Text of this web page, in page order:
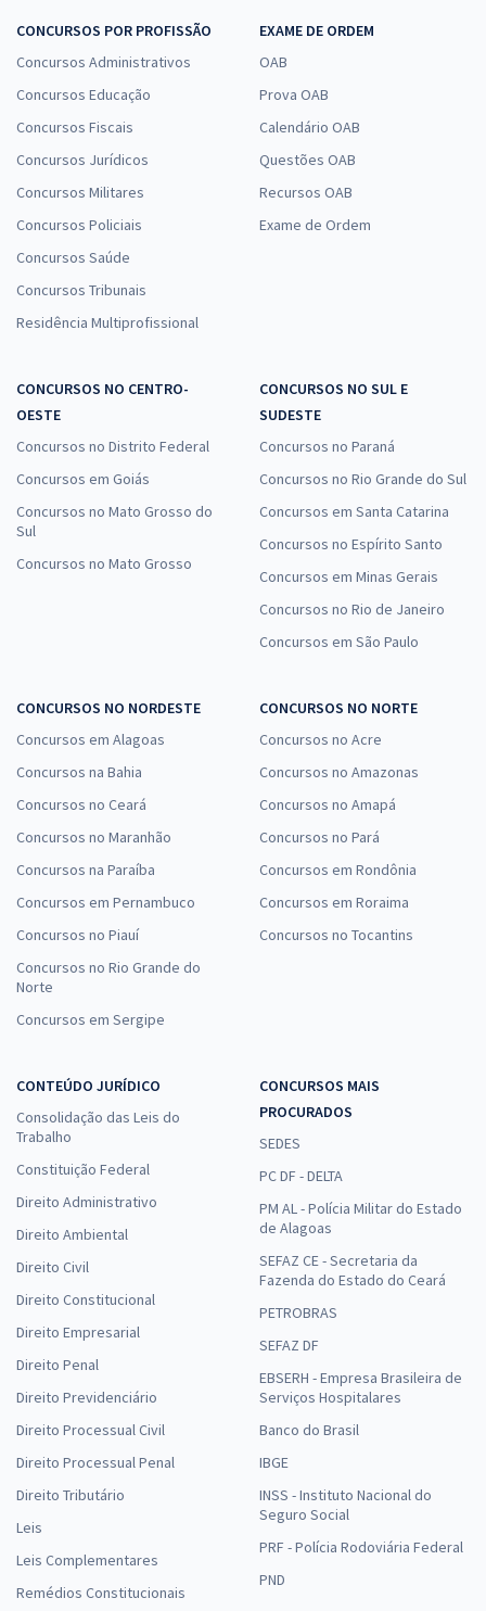
CONCURSOS POR PROFISSÃO
Concursos Administrativos
Concursos Educação
Concursos Fiscais
Concursos Jurídicos
Concursos Militares
Concursos Policiais
Concursos Saúde
Concursos Tribunais
Residência Multiprofissional
EXAME DE ORDEM
OAB
Prova OAB
Calendário OAB
Questões OAB
Recursos OAB
Exame de Ordem
CONCURSOS NO CENTRO-
OESTE
Concursos no Distrito Federal
Concursos em Goiás
Concursos no Mato Grosso do
Sul
Concursos no Mato Grosso
CONCURSOS NO SUL E
SUDESTE
Concursos no Paraná
Concursos no Rio Grande do Sul
Concursos em Santa Catarina
Concursos no Espírito Santo
Concursos em Minas Gerais
Concursos no Rio de Janeiro
Concursos em São Paulo
CONCURSOS NO NORDESTE
Concursos em Alagoas
Concursos na Bahia
Concursos no Ceará
Concursos no Maranhão
Concursos na Paraíba
Concursos em Pernambuco
Concursos no Piauí
Concursos no Rio Grande do
Norte
Concursos em Sergipe
CONCURSOS NO NORTE
Concursos no Acre
Concursos no Amazonas
Concursos no Amapá
Concursos no Pará
Concursos em Rondônia
Concursos em Roraima
Concursos no Tocantins
CONTEÚDO JURÍDICO
Consolidação das Leis do
Trabalho
Constituição Federal
Direito Administrativo
Direito Ambiental
Direito Civil
Direito Constitucional
Direito Empresarial
Direito Penal
Direito Previdenciário
Direito Processual Civil
Direito Processual Penal
Direito Tributário
Leis
Leis Complementares
Remédios Constitucionais
CONCURSOS MAIS
PROCURADOS
SEDES
PC DF - DELTA
PM AL - Polícia Militar do Estado
de Alagoas
SEFAZ CE - Secretaria da
Fazenda do Estado do Ceará
PETROBRAS
SEFAZ DF
EBSERH - Empresa Brasileira de
Serviços Hospitalares
Banco do Brasil
IBGE
INSS - Instituto Nacional do
Seguro Social
PRF - Polícia Rodoviária Federal
PND